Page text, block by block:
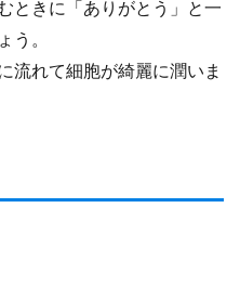
ときに「ありがとう」と一
う。
流れて細胞が綺麗に潤いま